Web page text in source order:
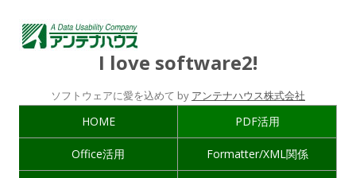
I love software2!
ソフトウェアに愛を込めて by アンテナハウス株式会社
HOME PDF活用
Office活用 Formatter/XML関係